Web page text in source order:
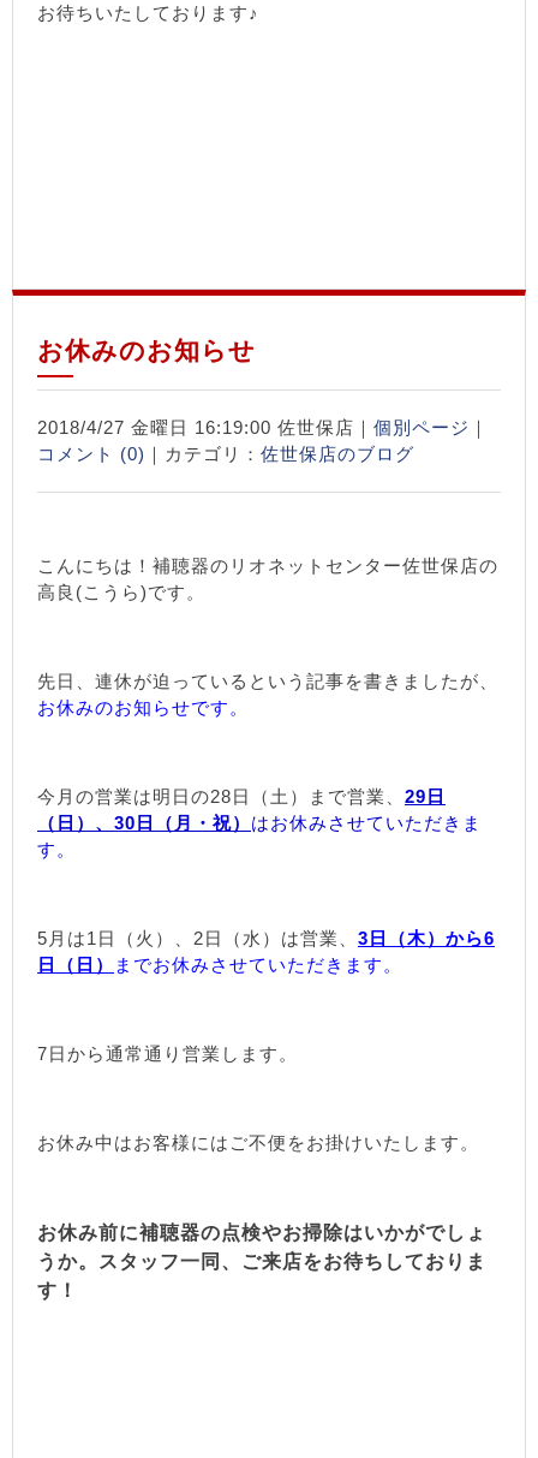
お待ちいたしております♪
お休みのお知らせ
2018/4/27 金曜日 16:19:00 佐世保店｜ 個別ページ ｜
コメント (0) ｜カテゴリ： 佐世保店のブログ
こんにちは！補聴器のリオネットセンター佐世保店の
高良(こうら)です。
先日、連休が迫っているという記事を書きましたが、
お休みのお知らせです。
今月の営業は明日の28日（土）まで営業、 29日
（日）、30日（月・祝） はお休みさせていただきま
す。
5月は1日（火）、2日（水）は営業、 3日（木）から6
日（日）
までお休みさせていただきます。
7日から通常通り営業します。
お休み中はお客様にはご不便をお掛けいたします。
お休み前に補聴器の点検やお掃除はいかがでしょ
うか。スタッフ一同、ご来店をお待ちしておりま
す！